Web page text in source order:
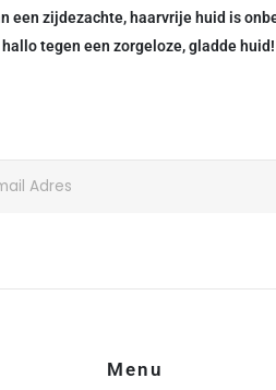
zijdezachte, haarvrije huid is
tegen een zorgeloze, gladde huid!
Menu